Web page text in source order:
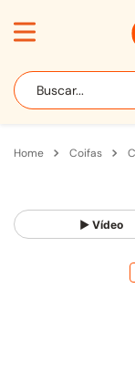
Buscar...
coifas
▶ Vídeo